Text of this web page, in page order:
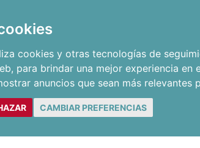
cookies y otras tecnologías de
, para brindar una mejor experiencia en
anuncios que sean más relevantes
CAMBIAR PREFERENCIAS